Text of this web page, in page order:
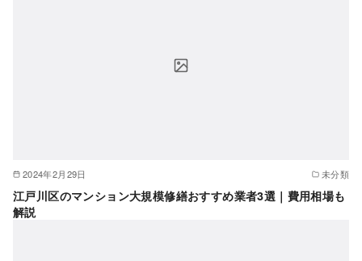
2024年2月29日 未分類
江戸川区のマンション大規模修繕おすすめ業者3選｜費用相場も
解説